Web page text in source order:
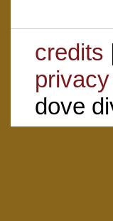
credits
privacy
dove